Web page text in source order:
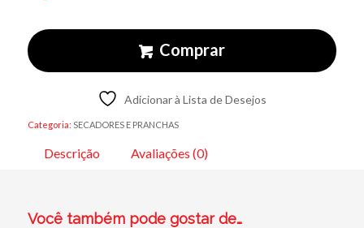
Comprar
Adicionar à Lista de Desejos
Categoria: SECADORES E PRANCHAS
Descrição Avaliações (0)
Você também pode gostar de…